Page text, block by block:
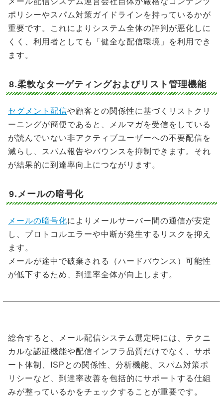
ポリシーやスパム対策ガイドラインを持っているかが
重要です。これによりシステム全体の評判が悪化しに
くく、利用者としても「健全な配信環境」を利用でき
ます。
8.柔軟なターゲティングおよびリスト管理機能
セグメント配信や顧客との関係性に基づくリストクリ
ーニングが簡便であると、メルマガを受信をしている
が読んでいない非アクティブユーザーへの不要配信を
減らし、スパム報告やバウンスを抑制できます。それ
が結果的に到達率向上につながリます。
9.メールの暗号化
メールの暗号化によりメールサーバー間の通信が安定
し、プロトコルエラーや中断が発生するリスクを抑え
ます。
メールが途中で破棄される（ハードバウンス）可能性
が低下するため、到達率全体が向上します。
総合すると、メール配信システム選定時には、テクニ
カルな認証機能や配信インフラ品質だけでなく、サポ
ート体制、ISPとの関係性、分析機能、スパム対策ポ
リシーなど、到達率改善を包括的にサポートする仕組
みが整っているかをチェックすることが重要です。